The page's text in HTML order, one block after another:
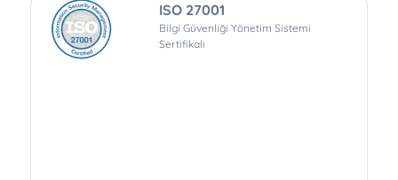
ISO 27001
Bilgi Güvenliği Yönetim Sistemi
Sertifikalı